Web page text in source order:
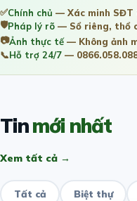
✅Chính chủ — Xác minh
🛡️Pháp lý rõ — Sổ riêng, thổ
📷Ảnh thực tế— Không ảnh
📞Hỗ trợ 24/7 —
Tinmới nhất
Xem tất cả →
Tất cả Biệt thự